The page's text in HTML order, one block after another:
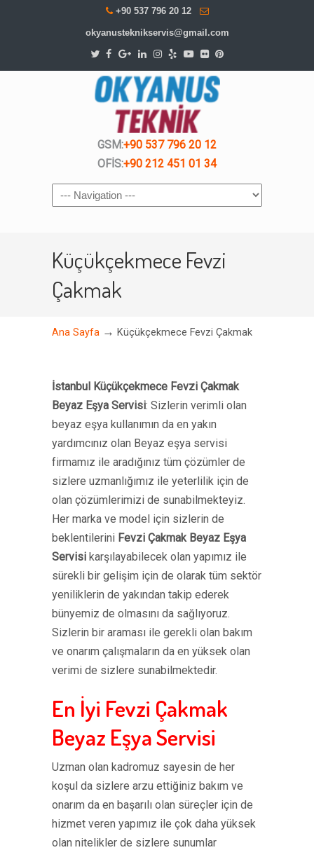
+90 537 796 20 12
okyanusteknikservis@gmail.com
GSM:+90 537 796 20 12
OFİS:+90 212 451 01 34
Navigation
Küçükçekmece Fevzi
Çakmak
Ana Sayfa → Küçükçekmece Fevzi Çakmak
İstanbul Küçükçekmece Fevzi Çakmak
Beyaz Eşya Servisi: Sizlerin verimli olan
beyaz eşya kullanımın da en yakın
yardımcınız olan Beyaz eşya servisi
firmamız ile aradığınız tüm çözümler de
sizlere uzmanlığımız ile yeterlilik için de
olan çözümlerimizi de sunabilmekteyiz.
Her marka ve model için sizlerin de
beklentilerini Fevzi Çakmak Beyaz Eşya
Servisi karşılayabilecek olan yapımız ile
sürekli bir gelişim için de olarak tüm sektör
yeniliklerin de yakından takip ederek
bünyemiz de olmasını da sağlıyoruz.
Sizlerin bir araması ile gerekli olan bakım
ve onarım çalışmaların da en yüksek olan
verimi de sizlere sunabilmektedir.
En İyi Fevzi Çakmak
Beyaz Eşya Servisi
Uzman olan kadromuz sayesin de her
koşul da sizlere arzu ettiğiniz bakım ve
onarım da en başarılı olan süreçler için de
hizmet veren yapımız ile çok daha yüksek
olan nitelikler de sizlere sunumlar